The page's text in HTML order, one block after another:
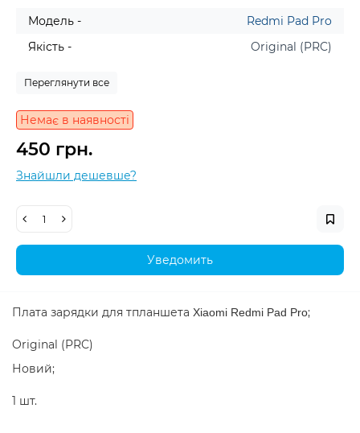
Модель -
Redmi Pad Pro
Якість -
Original (PRC)
Переглянути все
Немає в наявності
450 грн.
Знайшли дешевше?
Уведомить
Плата зарядки для тпланшета Xiaomi Redmi Pad Pro;
Original (PRC)
Новий;
1 шт.